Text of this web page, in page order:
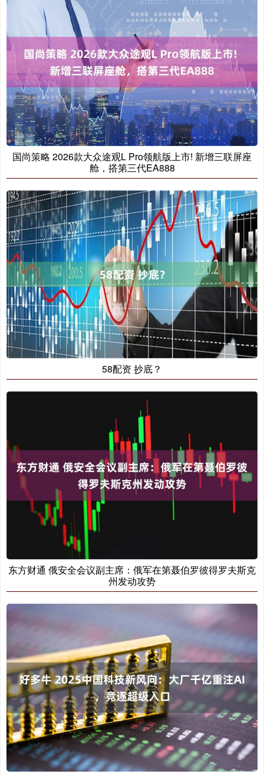
国尚策略 2026款大众途观L Pro领航版上市! 新增三联屏座
舱，搭第三代EA888
58配资 抄底？
东方财通 俄安全会议副主席：俄军在第聂伯罗彼得罗夫斯克
州发动攻势